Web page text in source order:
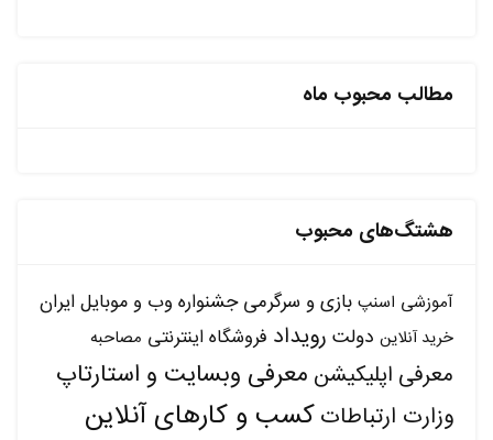
مطالب محبوب ماه
هشتگ‌های محبوب
آموزشی اسنپ بازی و سرگرمی جشنواره وب و موبایل ایران
خرید آنلاین دولت رویداد فروشگاه اینترنتی مصاحبه
معرفی اپلیکیشن معرفی وبسایت و استارتاپ
وزارت ارتباطاتکسب و کارهای آنلاین